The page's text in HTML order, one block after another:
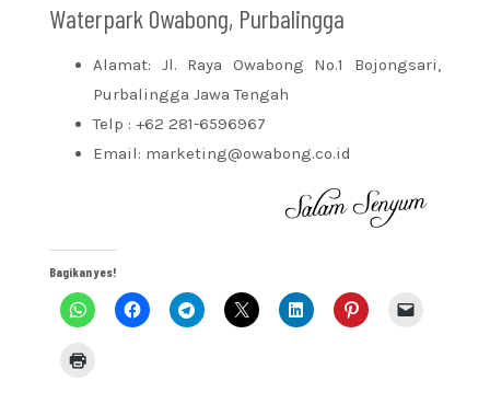
Waterpark Owabong, Purbalingga
Alamat: Jl. Raya Owabong No.1 Bojongsari,
Purbalingga Jawa Tengah
Telp : +62 281-6596967
Email: marketing@owabong.co.id
Bagikan yes!